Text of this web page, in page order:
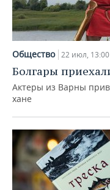
Общество 22 июл, 13:00
Болгары
Актеры из Варны
хане